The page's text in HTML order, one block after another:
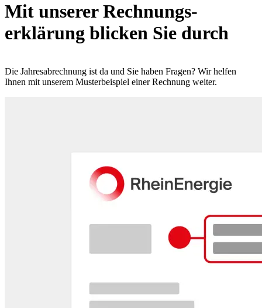
Mit unserer Rechnungs­
erklärung blicken Sie durch
Die Jahres­abrechnung ist da und Sie haben Fragen? Wir helfen
Ihnen mit unserem Muster­beispiel einer Rechnung weiter.